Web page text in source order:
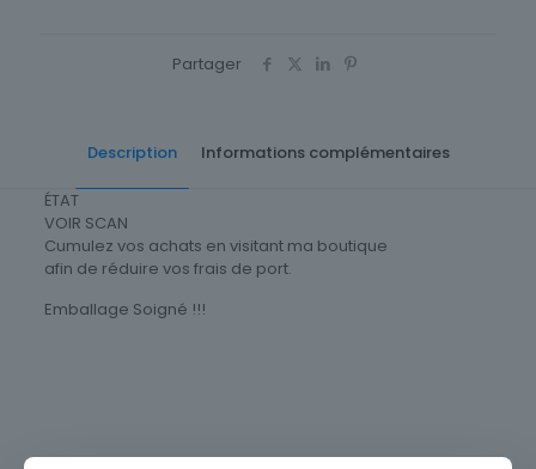
Partager
Description Informations complémentaires
ÉTAT
VOIR SCAN
Cumulez vos achats en visitant ma boutique
afin de réduire vos frais de port.
Emballage Soigné !!!